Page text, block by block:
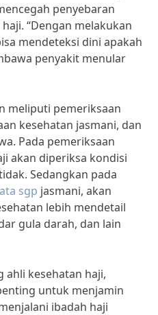
penyebaran
“Dengan melakukan
mendeteksi dini apakah
penyakit menular
meliputi pemeriksaan
kesehatan jasmani, dan
Pada pemeriksaan
akan diperiksa kondisi
Sedangkan pada
sgp jasmani, akan
lebih mendetail
gula darah, dan lain
ahli kesehatan haji,
untuk menjamin
ibadah haji